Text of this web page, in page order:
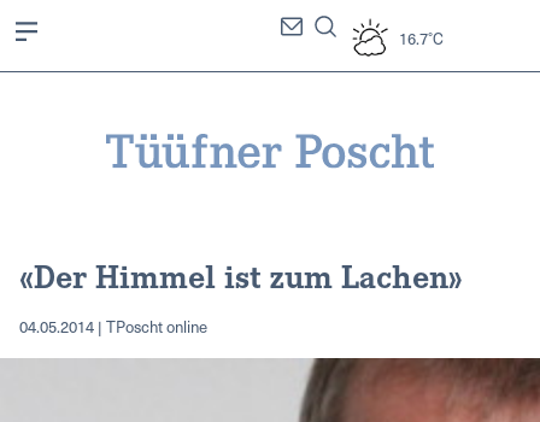
16.7°C
«Der Himmel ist zum Lachen»
04.05.2014 | TPoscht online